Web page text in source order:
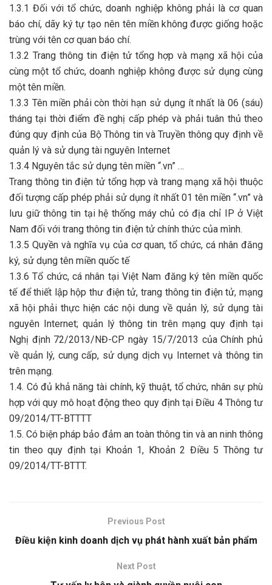
1.3.1 Đối với tổ chức, doanh nghiệp không phải là cơ quan
báo chí, dãy ký tự tạo nên tên miền không được giống hoặc
trùng với tên cơ quan báo chí.
1.3.2 Trang thông tin điện tử tổng hợp và mạng xã hội của
cùng một tổ chức, doanh nghiệp không được sử dụng cùng
một tên miền.
1.3.3 Tên miền phải còn thời hạn sử dụng ít nhất là 06 (sáu)
tháng tại thời điểm đề nghị cấp phép và phải tuân thủ theo
đúng quy định của Bộ Thông tin và Truyền thông quy định về
quản lý và sử dụng tài nguyên Internet
1.3.4 Nguyên tắc sử dụng tên miền “.vn” …
Trang thông tin điện tử tổng hợp và trang mạng xã hội thuộc
đối tượng cấp phép phải sử dụng ít nhất 01 tên miền “.vn” và
lưu giữ thông tin tại hệ thống máy chủ có địa chỉ IP ở Việt
Nam đối với trang thông tin điện tử chính thức của mình.
1.3.5 Quyền và nghĩa vụ của cơ quan, tổ chức, cá nhân đăng
ký, sử dụng tên miền quốc tế
1.3.6 Tổ chức, cá nhân tại Việt Nam đăng ký tên miền quốc
tế để thiết lập hộp thư điện tử, trang thông tin điện tử, mạng
xã hội phải thực hiện các nội dung về quản lý, sử dụng tài
nguyên Internet; quản lý thông tin trên mạng quy định tại
Nghị định 72/2013/NĐ-CP ngày 15/7/2013 của Chính phủ
về quản lý, cung cấp, sử dụng dịch vụ Internet và thông tin
trên mạng.
1.4. Có đủ khả năng tài chính, kỹ thuật, tổ chức, nhân sự phù
hợp với quy mô hoạt động theo quy định tại Điều 4 Thông tư
09/2014/TT-BTTTT
1.5. Có biện pháp bảo đảm an toàn thông tin và an ninh thông
tin theo quy định tại Khoản 1, Khoản 2 Điều 5 Thông tư
09/2014/TT-BTTT.
Previous Post
Điều kiện kinh doanh dịch vụ phát hành xuất bản phẩm
Next Post